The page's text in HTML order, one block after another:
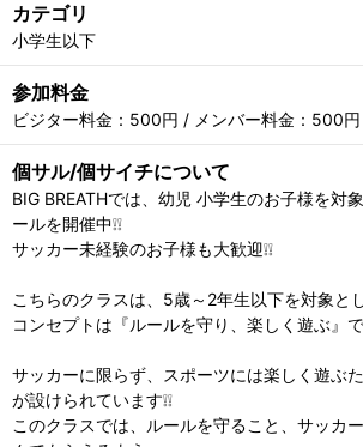
カテゴリ
小学生以下
参加料金
ビジター料金：500円 / メンバー料金：500円
個サル/個サイチについて
BIG BREATHでは、幼児 小学生のお子様を対
ールを開催中❕❕
サッカー未経験のお子様も大歓迎❕❕
こちらのクラスは、5歳～2年生以下を対象とし
コンセプトは『ルールを守り、楽しく遊ぶ』です
サッカーに限らず、スポーツには楽しく遊ぶ
が設けられています❕❕
このクラスでは、ルールを守ること、サッカ